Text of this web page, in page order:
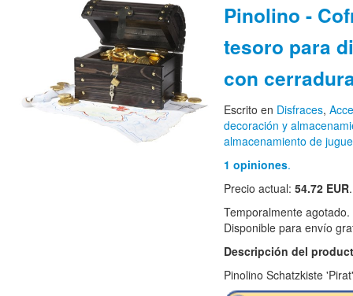
Pinolino -
tesoro para
con
Escrito en Disfraces,
decoración y
almacenamiento de
1 opiniones.
Precio actual: 54.72 EUR.
Temporalmente
Disponible para envío
Descripción del
Pinolino Schatzkiste 'Pirat'